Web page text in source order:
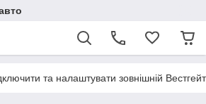
та налаштувати зовнішній Вестгейт